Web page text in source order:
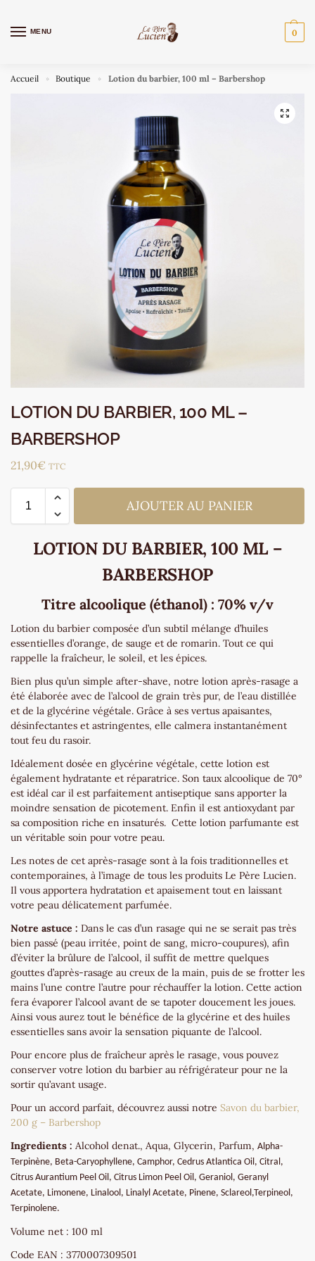
MENU 0
Accueil » Boutique » Lotion du barbier, 100 ml – Barbershop
LOTION DU BARBIER, 100 ML –
BARBERSHOP
21,90€ TTC
AJOUTER AU PANIER
LOTION DU BARBIER, 100 ML –
BARBERSHOP
Titre alcoolique (éthanol) : 70% v/v
Lotion du barbier composée d’un subtil mélange d’huiles
essentielles d’orange, de sauge et de romarin. Tout ce qui
rappelle la fraîcheur, le soleil, et les épices.
Bien plus qu’un simple after-shave, notre lotion après-rasage a
été élaborée avec de l’alcool de grain très pur, de l’eau distillée
et de la glycérine végétale. Grâce à ses vertus apaisantes,
désinfectantes et astringentes, elle calmera instantanément
tout feu du rasoir.
Idéalement dosée en glycérine végétale, cette lotion est
également hydratante et réparatrice. Son taux alcoolique de 70°
est idéal car il est parfaitement antiseptique sans apporter la
moindre sensation de picotement. Enfin il est antioxydant par
sa composition riche en insaturés. Cette lotion parfumante est
un véritable soin pour votre peau.
Les notes de cet après-rasage sont à la fois traditionnelles et
contemporaines, à l’image de tous les produits Le Père Lucien.
Il vous apportera hydratation et apaisement tout en laissant
votre peau délicatement parfumée.
Notre astuce : Dans le cas d’un rasage qui ne se serait pas très
bien passé (peau irritée, point de sang, micro-coupures), afin
d’éviter la brûlure de l’alcool, il suffit de mettre quelques
gouttes d’après-rasage au creux de la main, puis de se frotter les
mains l’une contre l’autre pour réchauffer la lotion. Cette action
fera évaporer l’alcool avant de se tapoter doucement les joues.
Ainsi vous aurez tout le bénéfice de la glycérine et des huiles
essentielles sans avoir la sensation piquante de l’alcool.
Pour encore plus de fraîcheur après le rasage, vous pouvez
conserver votre lotion du barbier au réfrigérateur pour ne la
sortir qu’avant usage.
Pour un accord parfait, découvrez aussi notre Savon du barbier,
200 g – Barbershop
Ingredients : Alcohol denat., Aqua, Glycerin, Parfum, Alpha-
Terpinène, Beta-Caryophyllene, Camphor, Cedrus Atlantica Oil, Citral,
Citrus Aurantium Peel Oil, Citrus Limon Peel Oil, Geraniol, Geranyl
Acetate, Limonene, Linalool, Linalyl Acetate, Pinene, Sclareol ,Terpineol,
Terpinolene.
Volume net : 100 ml
Code EAN : 3770007309501